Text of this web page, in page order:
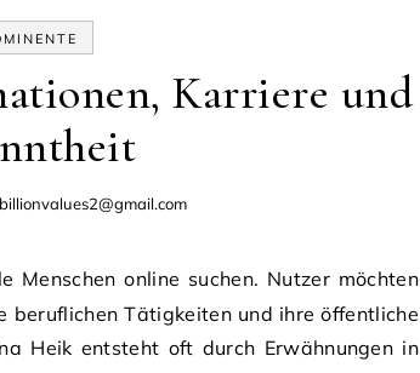
Karriere und
billionvalues2@gmail.com
beruflichen Tätigkeiten und ihre öffentliche
Heik entsteht oft durch Erwähnungen in